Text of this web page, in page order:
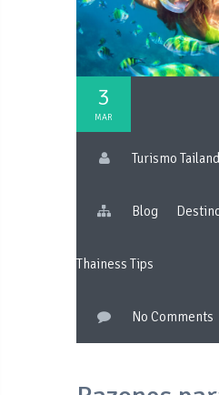
3
MAR
Turismo
Blog
Thainess Tips
No Comments